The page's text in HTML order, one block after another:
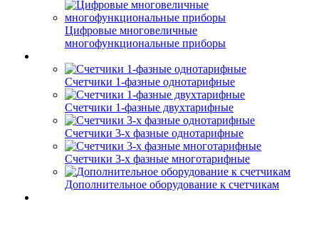
Цифровые многовеличные
многофункциональные приборы
Счетчики 1-фазные однотарифные
Счетчики 1-фазные двухтарифные
Счетчики 3-х фазные однотарифные
Счетчики 3-х фазные многотарифные
Дополнительное оборудование к счетчикам